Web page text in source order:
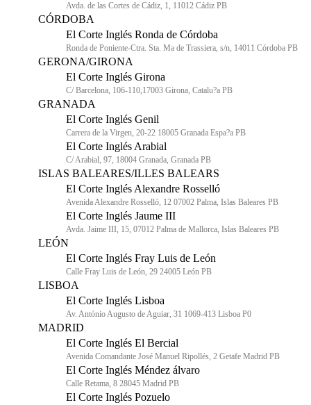
Avda. de las Cortes de Cádiz, 1, 11012 Cádiz PB
CÓRDOBA
El Corte Inglés Ronda de Córdoba
Ronda de Poniente-Ctra. Sta. Ma de Trassiera, s/n, 14011 Córdoba PB
GERONA/GIRONA
El Corte Inglés Girona
C/ Barcelona, 106-110,17003 Girona, Catalu?a PB
GRANADA
El Corte Inglés Genil
Carrera de la Virgen, 20-22 18005 Granada Espa?a PB
El Corte Inglés Arabial
C/ Arabial, 97, 18004 Granada, Granada PB
ISLAS BALEARES/ILLES BALEARS
El Corte Inglés Alexandre Rosselló
Avenida Alexandre Rosselló, 12 07002 Palma, Islas Baleares PB
El Corte Inglés Jaume III
Avda. Jaime III, 15, 07012 Palma de Mallorca, Islas Baleares PB
LEÓN
El Corte Inglés Fray Luis de León
Calle Fray Luis de León, 29 24005 León PB
LISBOA
El Corte Inglés Lisboa
Av. António Augusto de Aguiar, 31 1069-413 Lisboa P0
MADRID
El Corte Inglés El Bercial
Avenida Comandante José Manuel Ripollés, 2 Getafe Madrid PB
El Corte Inglés Méndez álvaro
Calle Retama, 8 28045 Madrid PB
El Corte Inglés Pozuelo